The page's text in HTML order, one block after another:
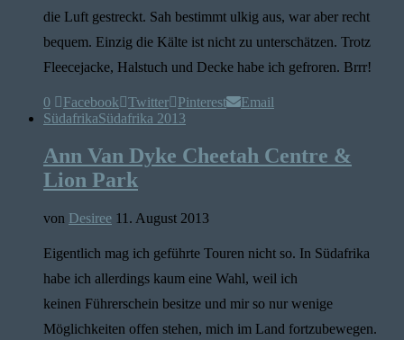
die Luft gestreckt. Sah bestimmt ulkig aus, war aber recht
bequem. Einzig die Kälte ist nicht zu unterschätzen. Trotz
Fleecejacke, Halstuch und Decke habe ich gefroren. Brrr!
0 Facebook Twitter Pinterest
Email
SüdafrikaSüdafrika 2013
Ann Van Dyke Cheetah Centre &
Lion Park
von Desiree 11. August 2013
Eigentlich mag ich geführte Touren nicht so. In Südafrika
habe ich allerdings kaum eine Wahl, weil ich
keinen Führerschein besitze und mir so nur wenige
Möglichkeiten offen stehen, mich im Land fortzubewegen.